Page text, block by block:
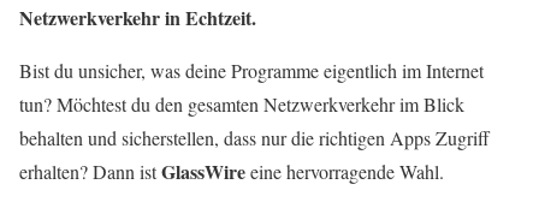
Netzwerkverkehr in Echtzeit.
Bist du unsicher, was deine Programme eigentlich im Internet
tun? Möchtest du den gesamten Netzwerkverkehr im Blick
behalten und sicherstellen, dass nur die richtigen Apps Zugriff
erhalten? Dann istGlassWireeine hervorragende Wahl.